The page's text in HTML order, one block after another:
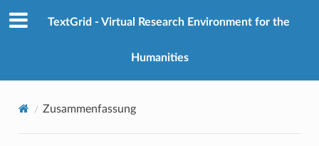
TextGrid - Virtual Research Environment for the
Humanities
Zusammenfassung